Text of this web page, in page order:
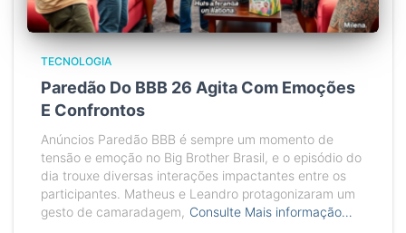
TECNOLOGIA
Paredão Do BBB 26 Agita Com Emoções
E Confrontos
Anúncios Paredão BBB é sempre um momento de
tensão e emoção no Big Brother Brasil, e o episódio do
dia trouxe diversas interações impactantes entre os
participantes. Matheus e Leandro protagonizaram um
gesto de camaradagem, Consulte Mais informação…